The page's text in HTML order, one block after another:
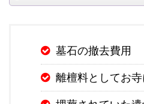
墓石の撤去費用
離檀料としてお